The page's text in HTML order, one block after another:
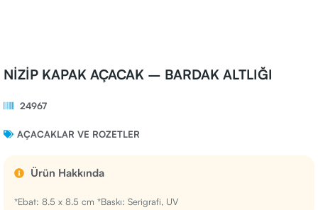
NİZİP KAPAK AÇACAK – BARDAK ALTLIĞI
24967
AÇACAKLAR VE ROZETLER
Ürün Hakkında
*Ebat: 8.5 x 8.5 cm *Baskı: Serigrafi, UV